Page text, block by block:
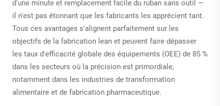
d'une minute et remplacement facile du ruban sans outil —
il n'est pas étonnant que les fabricants les apprécient tant.
Tous ces avantages s'alignent parfaitement sur les
objectifs de la fabrication lean et peuvent faire dépasser
les taux d'efficacité globale des équipements (OEE) de 85 %
dans les secteurs où la précision est primordiale,
notamment dans les industries de transformation
alimentaire et de fabrication pharmaceutique.